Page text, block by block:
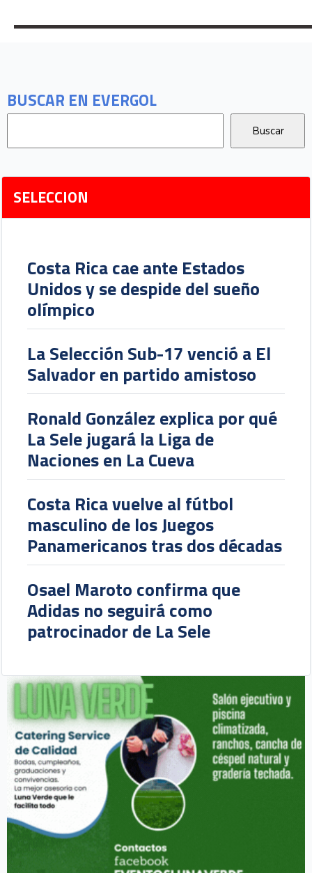
BUSCAR EN EVERGOL
SELECCION
Costa Rica cae ante Estados
Unidos y se despide del sueño
olímpico
La Selección Sub-17 venció a El
Salvador en partido amistoso
Ronald González explica por qué
La Sele jugará la Liga de
Naciones en La Cueva
Costa Rica vuelve al fútbol
masculino de los Juegos
Panamericanos tras dos décadas
Osael Maroto confirma que
Adidas no seguirá como
patrocinador de La Sele